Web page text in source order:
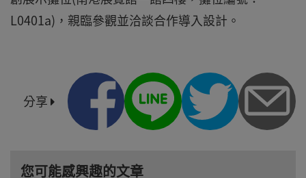
L0401a)，親臨參觀並洽談合作導入設計。
分享
您可能感興趣的文章